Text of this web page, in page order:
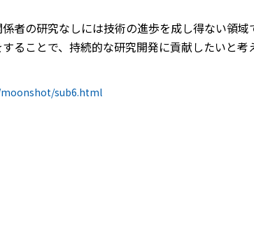
者の研究なしには技術の進歩を成し得ない領
ることで、持続的な研究開発に貢献したいと考
sub6.html